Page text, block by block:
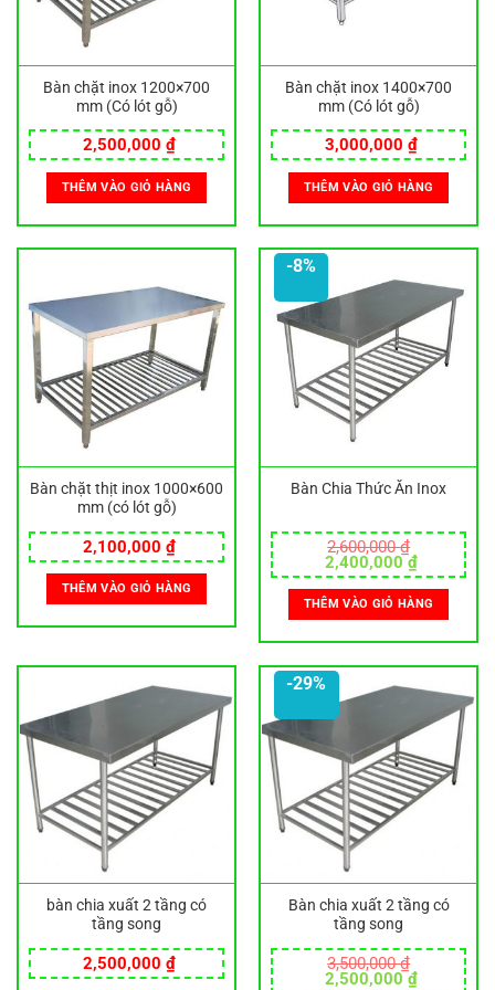
Bàn chặt inox 1200×700
mm (Có lót gỗ)
2,500,000 ₫
THÊM VÀO GIỎ HÀNG
Bàn chặt inox 1400×700
mm (Có lót gỗ)
3,000,000 ₫
THÊM VÀO GIỎ HÀNG
Bàn chặt thịt inox 1000×600
mm (có lót gỗ)
2,100,000 ₫
THÊM VÀO GIỎ HÀNG
-8%
Bàn Chia Thức Ăn Inox
2,600,000₫
Giá
gốc
là:
2,600,000 ₫.
2,400,000 ₫Giá
hiện
tại
là:
THÊM VÀO GIỎ HÀNG
bàn chia xuất 2 tầng có
tầng song
2,500,000 ₫
-29%
Bàn chia xuất 2 tầng có
tầng song
3,500,000₫
Giá
2,500,000 ₫Giá